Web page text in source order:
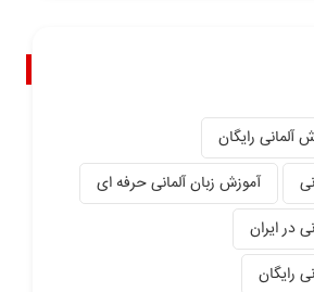
آلمانی رایگان
آموزش زبان آلمانی حرفه ای
در ایران
رایگان